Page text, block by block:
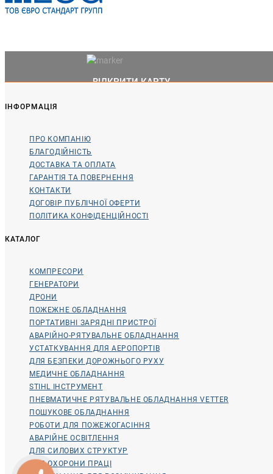
ВІДКРИТИ КАРТУ
ІНФОРМАЦІЯ
ПРО КОМПАНІЮ
БЛАГОДІЙНІСТЬ
ДОСТАВКА ТА ОПЛАТА
ГАРАНТІЯ ТА ПОВЕРНЕННЯ
КОНТАКТИ
ДОГОВІР ПУБЛІЧНОЇ ОФЕРТИ
ПОЛІТИКА КОНФІДЕНЦІЙНОСТІ
КАТАЛОГ
КОМПРЕСОРИ
ГЕНЕРАТОРИ
ДРОНИ
ПОЖЕЖНЕ ОБЛАДНАННЯ
ПОРТАТИВНІ ЗАРЯДНІ ПРИСТРОЇ
АВАРІЙНО-РЯТУВАЛЬНЕ ОБЛАДНАННЯ
УСТАТКУВАННЯ ДЛЯ АЕРОПОРТІВ
ДЛЯ БЕЗПЕКИ ДОРОЖНЬОГО РУХУ
МЕДИЧНЕ ОБЛАДНАННЯ
STIHL ІНСТРУМЕНТ
ПНЕВМАТИЧНЕ РЯТУВАЛЬНЕ ОБЛАДНАННЯ VETTER
ПОШУКОВЕ ОБЛАДНАННЯ
РОБОТИ ДЛЯ ПОЖЕЖОГАСІННЯ
АВАРІЙНЕ ОСВІТЛЕННЯ
ДЛЯ СИЛОВИХ СТРУКТУР
ДЛЯ ОХОРОНИ ПРАЦІ